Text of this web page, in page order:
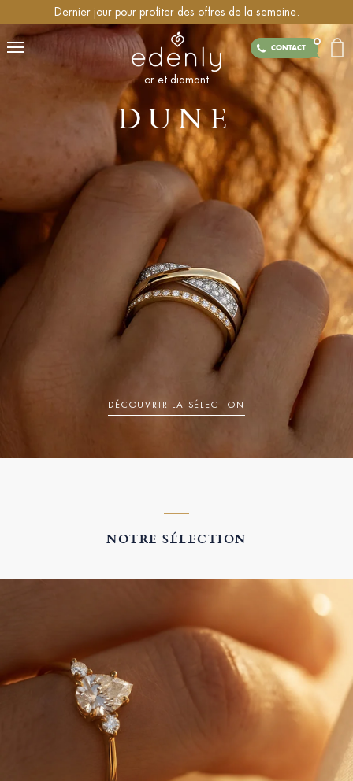
Dernier jour pour profiter des offres de la semaine.
CONTACT
or et diamant
DUNE
DÉCOUVRIR LA SÉLECTION
NOTRE SÉLECTION